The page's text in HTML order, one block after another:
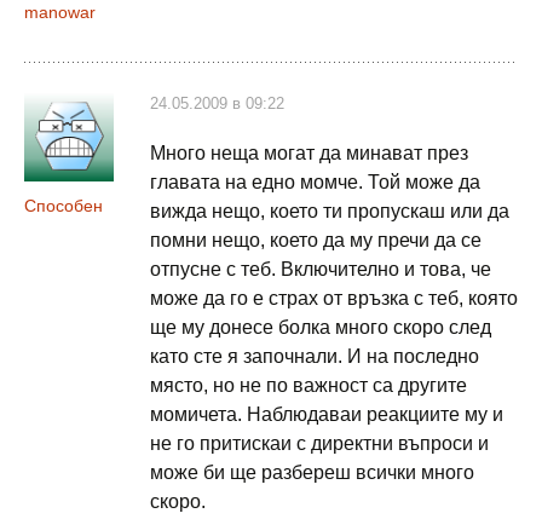
manowar
Способен
24.05.2009 в 09:22
Много неща могат да минават през
главата на едно момче. Той може да
вижда нещо, което ти пропускаш или да
помни нещо, което да му пречи да се
отпусне с теб. Включително и това, че
може да го е страх от връзка с теб, която
ще му донесе болка много скоро след
като сте я започнали. И на последно
място, но не по важност са другите
момичета. Наблюдаваи реакциите му и
не го притискаи с директни въпроси и
може би ще разбереш всички много
скоро.